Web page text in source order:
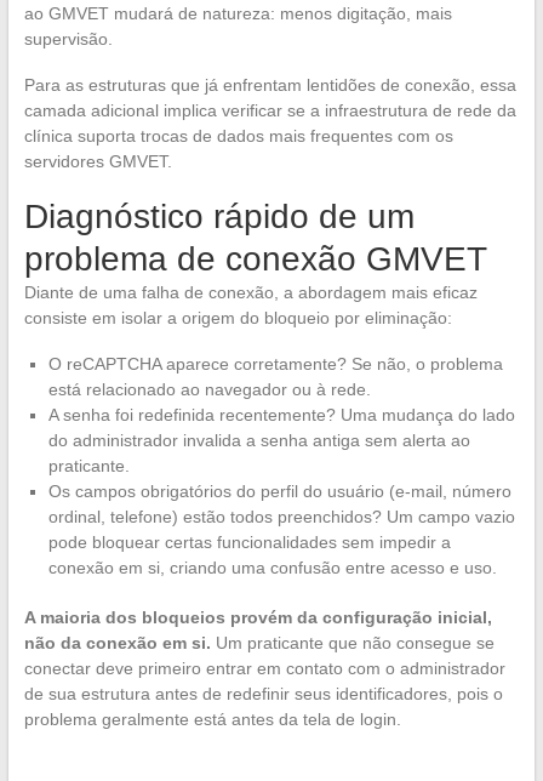
ao GMVET mudará de natureza: menos digitação, mais
supervisão.
Para as estruturas que já enfrentam lentidões de conexão, essa
camada adicional implica verificar se a infraestrutura de rede da
clínica suporta trocas de dados mais frequentes com os
servidores GMVET.
Diagnóstico rápido de um
problema de conexão GMVET
Diante de uma falha de conexão, a abordagem mais eficaz
consiste em isolar a origem do bloqueio por eliminação:
O reCAPTCHA aparece corretamente? Se não, o problema
está relacionado ao navegador ou à rede.
A senha foi redefinida recentemente? Uma mudança do lado
do administrador invalida a senha antiga sem alerta ao
praticante.
Os campos obrigatórios do perfil do usuário (e-mail, número
ordinal, telefone) estão todos preenchidos? Um campo vazio
pode bloquear certas funcionalidades sem impedir a
conexão em si, criando uma confusão entre acesso e uso.
A maioria dos bloqueios provém da configuração inicial,
não da conexão em si. Um praticante que não consegue se
conectar deve primeiro entrar em contato com o administrador
de sua estrutura antes de redefinir seus identificadores, pois o
problema geralmente está antes da tela de login.